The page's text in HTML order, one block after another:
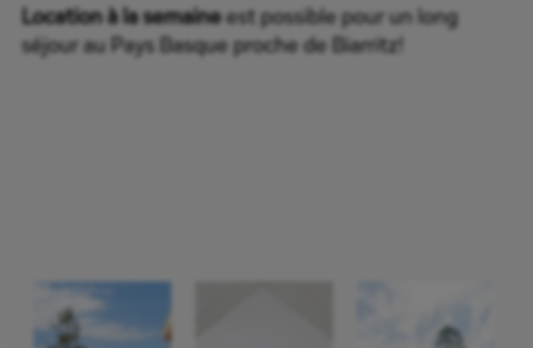
Location à la semaineest possible pour un long
séjour au Pays Basque proche de Biarritz!